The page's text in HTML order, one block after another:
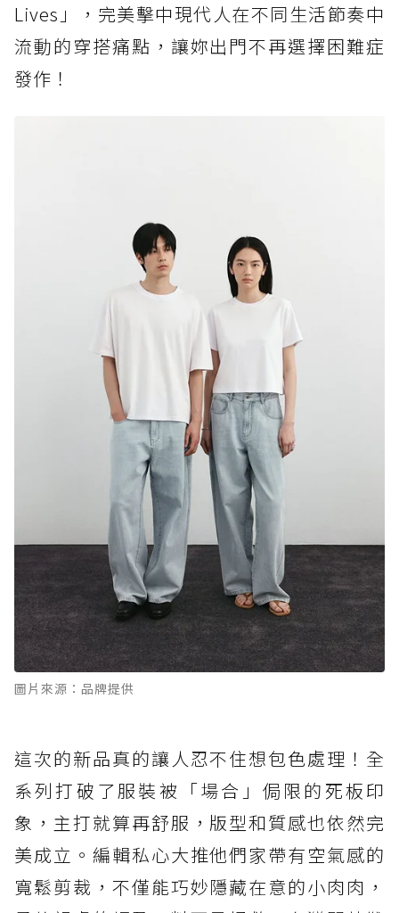
Lives」，完美擊中現代人在不同生活節奏中
流動的穿搭痛點，讓妳出門不再選擇困難症
發作！
圖片來源：品牌提供
這次的新品真的讓人忍不住想包色處理！全
系列打破了服裝被「場合」侷限的死板印
象，主打就算再舒服，版型和質感也依然完
美成立。編輯私心大推他們家帶有空氣感的
寬鬆剪裁，不僅能巧妙隱藏在意的小肉肉，